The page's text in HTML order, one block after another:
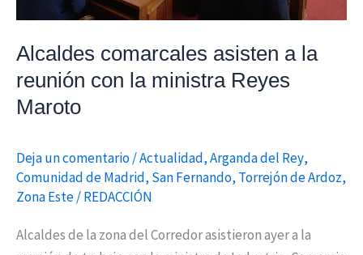
Alcaldes comarcales asisten a la
reunión con la ministra Reyes
Maroto
Deja un comentario/Actualidad,Arganda del Rey,
Comunidad de Madrid, San Fernando, Torrejón de Ardoz,
Zona Este/REDACCIÓN
Alcaldes de la zona del Corredor asistieron ayer a la